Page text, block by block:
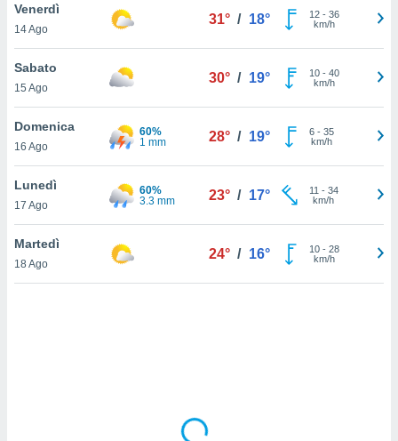
nella
cookie
il tuo
in
a piè
del
Venerdì
14 Ago
31° / 18° 12- 36
km/h
Sabato
15 Ago
30° / 19° 10- 40
km/h
Domenica
16 Ago
60%
1 mm
28° / 19° 6- 35
km/h
Lunedì
17 Ago
60%
3.3 mm
23° / 17° 11 - 34
km/h
Martedì
18 Ago
24° / 16° 10- 28
km/h